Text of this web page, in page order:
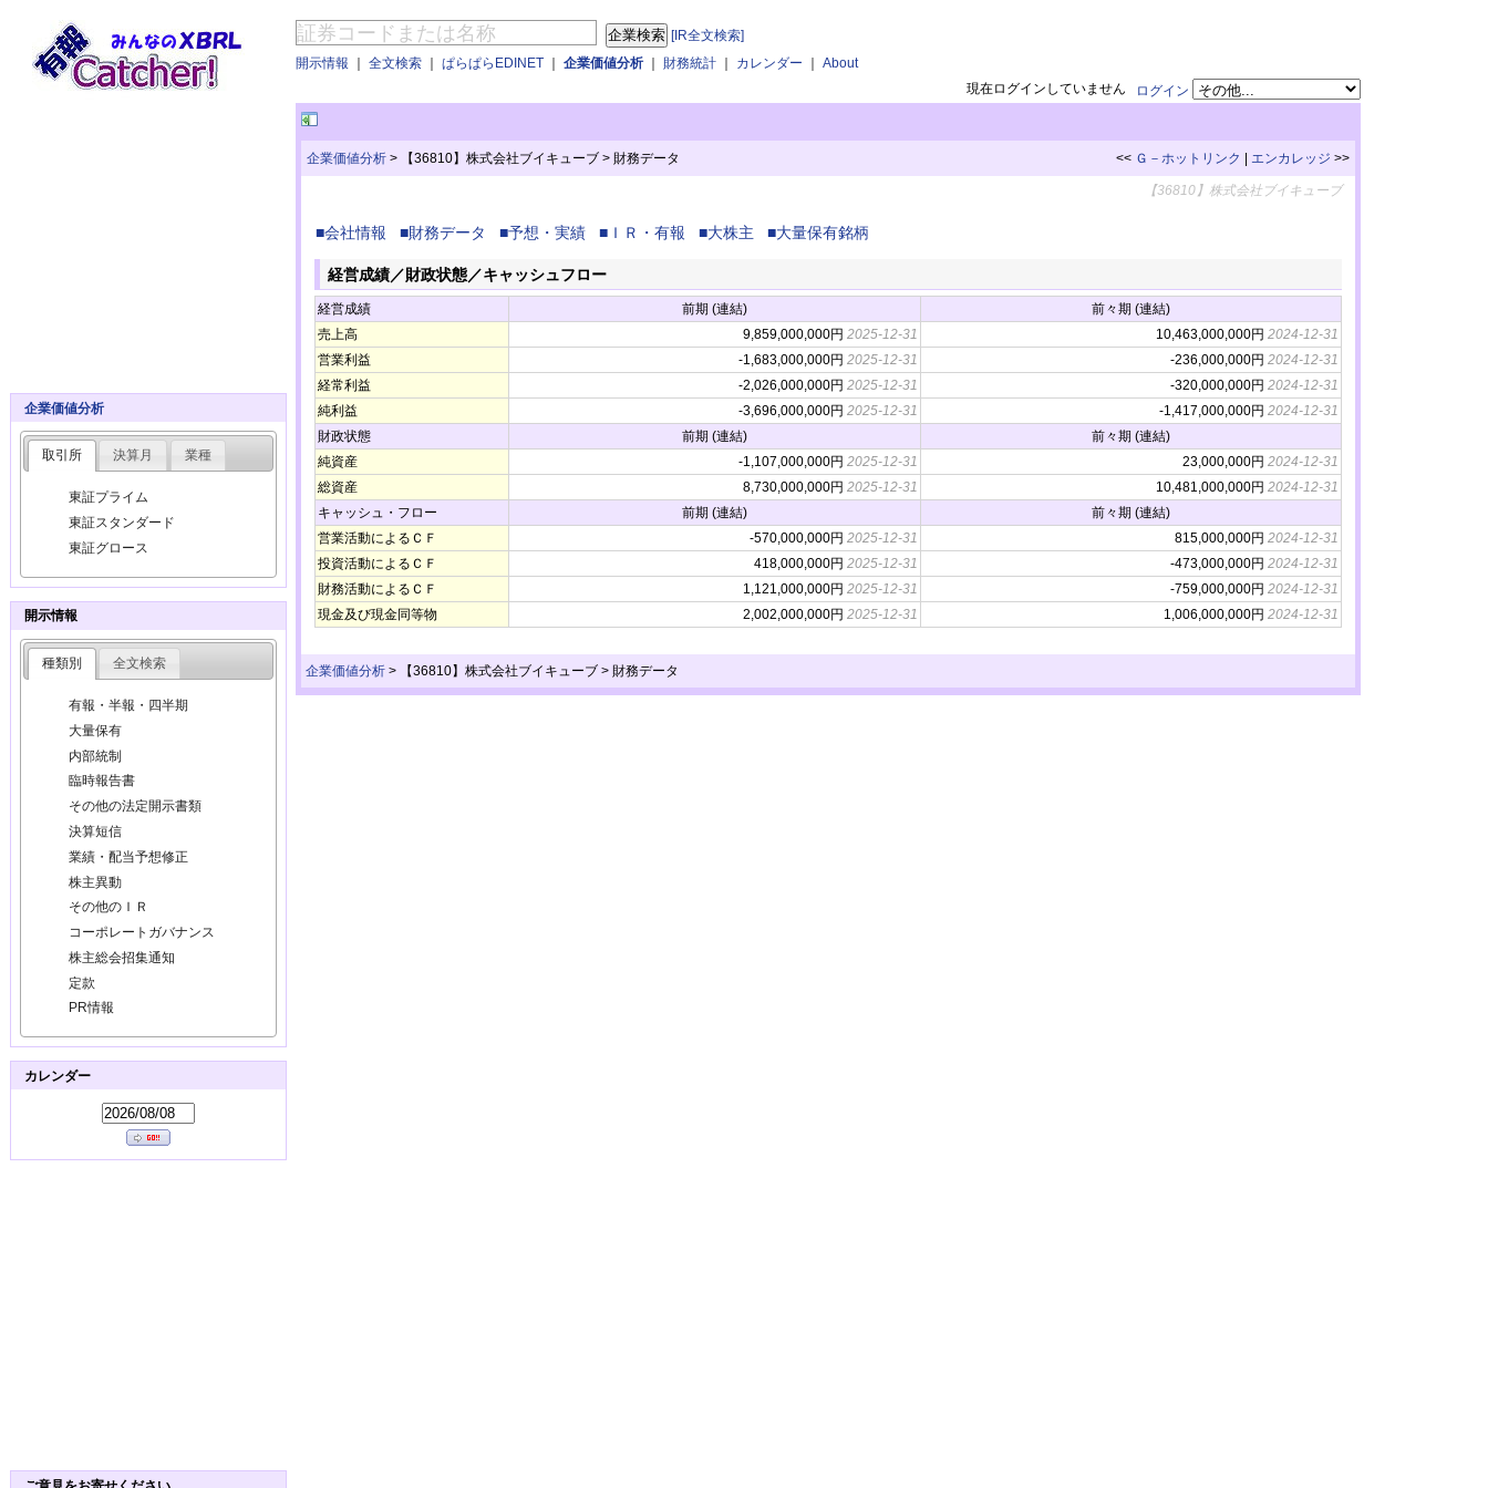
[IR全文検索]
開示情報 ｜ 全文検索 ｜ ぱらぱらEDINET ｜ 企業価値分析 ｜ 財務統計 ｜ カレンダー ｜ About
ログイン
現在ログインしていません
企業価値分析 > 【36810】株式会社ブイキューブ > 財務データ << Ｇ－ホットリンク エンカレッジ >>
【36810】株式会社ブイキューブ
■会社情報 ■財務データ ■予想・実績 ■ＩＲ・有報 ■大株主 ■大量保有銘柄
経営成績／財政状態／キャッシュフロー
経営成績 前期 (連結)
前々期 (連結)
売上高
9,859,000,000円 2025-12-31 10,463,000,000円 2024-12-31
営業利益
-1,683,000,000円 2025-12-31 -236,000,000円 2024-12-31
経常利益
-2,026,000,000円 2025-12-31 -320,000,000円 2024-12-31
純利益
-3,696,000,000円 2025-12-31 -1,417,000,000円 2024-12-31
財政状態
前期 (連結)
前々期 (連結)
純資産
-1,107,000,000円 2025-12-31 23,000,000円 2024-12-31
総資産
8,730,000,000円 2025-12-31 10,481,000,000円 2024-12-31
キャッシュ・フロー
前期 (連結)
前々期 (連結)
営業活動によるＣＦ
-570,000,000円 2025-12-31 815,000,000円 2024-12-31
投資活動によるＣＦ
418,000,000円 2025-12-31 -473,000,000円 2024-12-31
財務活動によるＣＦ
1,121,000,000円 2025-12-31 -759,000,000円 2024-12-31
現金及び現金同等物
2,002,000,000円 2025-12-31 1,006,000,000円 2024-12-31
企業価値分析 > 【36810】株式会社ブイキューブ > 財務データ
企業価値分析
取引所 決算月 業種
東証プライム
東証スタンダード
東証グロース
開示情報
種類別 全文検索
有報・半報・四半期
大量保有
内部統制
臨時報告書
その他の法定開示書類
決算短信
業績・配当予想修正
株主異動
その他のＩＲ
コーポレートガバナンス
株主総会招集通知
定款
PR情報
カレンダー